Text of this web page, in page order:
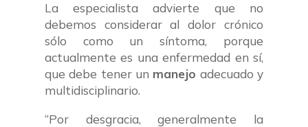
La especialista advierte que no
debemos considerar al dolor crónico
sólo como un síntoma, porque
actualmente es una enfermedad en sí,
que debe tener un manejo adecuado y
multidisciplinario.
“Por desgracia, generalmente la